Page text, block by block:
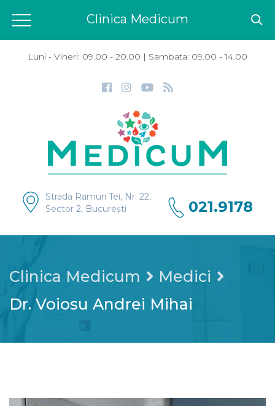
Luni - Vineri: 09.00 - 20.00 | Sambata: 09.00 - 14.00
Strada Ramuri Tei, Nr. 22,
Sector 2, București
021.9178
Clinica Medicum
Medici
Dr. Voiosu Andrei Mihai
Clinica Medicum